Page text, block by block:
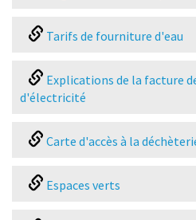
Tarifs de fourniture d'eau
Explications de la facture
d'électricité
Carte d'accès à la
Espaces verts